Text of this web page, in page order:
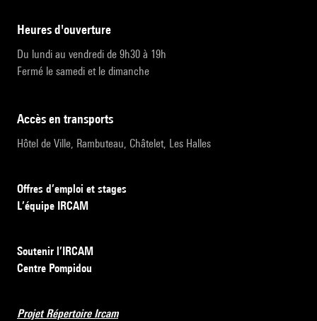
heures d'ouverture
Du lundi au vendredi de 9h30 à 19h
Fermé le samedi et le dimanche
accès en transports
Hôtel de Ville, Rambuteau, Châtelet, Les Halles
Offres d’emploi et stages
L’équipe IRCAM
Soutenir l’IRCAM
Centre Pompidou
Projet Répertoire Ircam